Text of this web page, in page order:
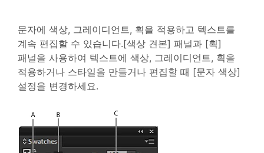
문자에 색상, 그레이디언트, 획을 적용하고 텍스트를
계속 편집할 수 있습니다.[색상 견본] 패널과 [획]
패널을 사용하여 텍스트에 색상, 그레이디언트, 획을
적용하거나 스타일을 만들거나 편집할 때 [문자 색상]
설정을 변경하세요.